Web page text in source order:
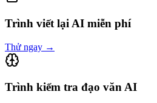
Trình viết lại AI miễn phí
Thử ngay →
Trình kiểm tra đạo văn AI